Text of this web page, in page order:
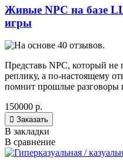
Живые NPC на базе
игры
Представь NPC, который не
реплику, а по-настоящему
помнит прошлые разговоры
150000 р.
 Заказать
В закладки
В сравнение